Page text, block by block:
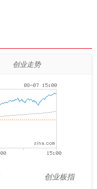
创业走势
创业板指